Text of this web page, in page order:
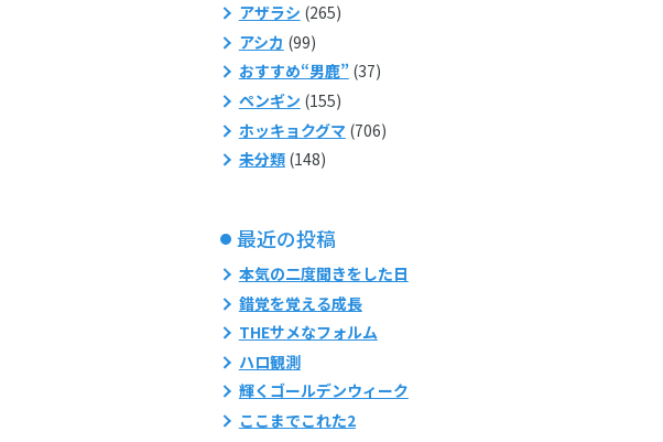
アザラシ (265)
アシカ (99)
おすすめ“男鹿”(37)
ペンギン (155)
ホッキョクグマ (706)
未分類(148)
最近の投稿
本気の二度聞きをした日
錯覚を覚える成長
THEサメなフォルム
ハロ観測
輝くゴールデンウィーク
ここまでこれた2